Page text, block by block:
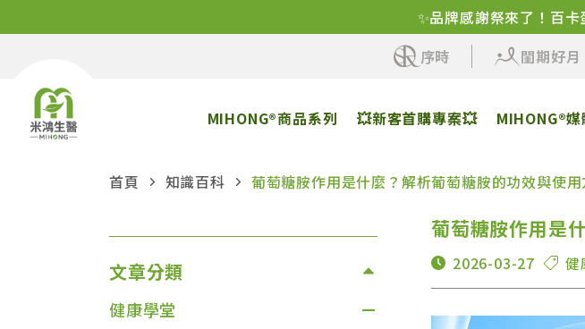
✨品牌感謝祭來了！百
序時
閨期好月
MIHONG®商品系列 💥新客首購專案💥 MIHONG®
首頁 知識百科 葡萄糖胺作用是什麼？解析葡萄糖胺的功效與使
葡萄糖胺作用是
2026-03-27 健
文章分類
健康學堂